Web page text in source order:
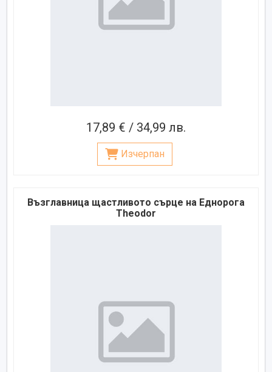
17,89 € / 34,99 лв.
Изчерпан
Възглавница щастливото сърце на Еднорога
Theodor